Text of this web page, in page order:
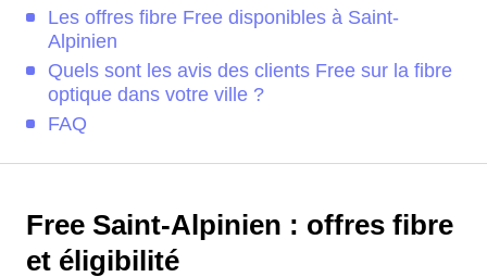
Les offres fibre Free disponibles à Saint-
Alpinien
Quels sont les avis des clients Free sur la fibre
optique dans votre ville ?
FAQ
Free Saint-Alpinien : offres fibre
et éligibilité